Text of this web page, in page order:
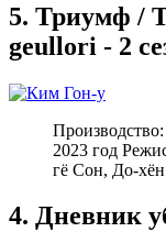
5. Триумф /
geullori - 2
2023 год
гё Сон, До-
4. Дневник